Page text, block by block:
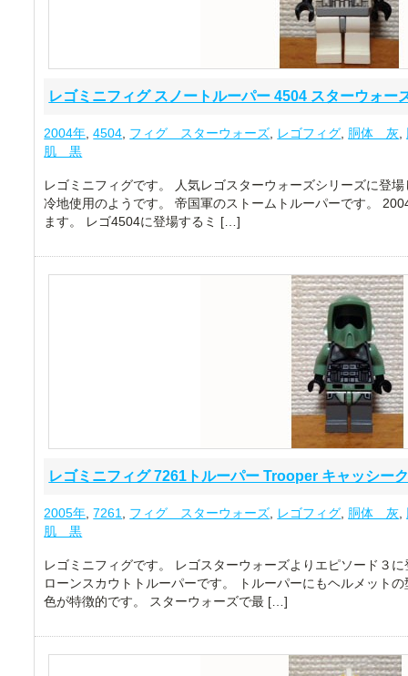
レゴミニフィグ スノートルーパー 4504 スターウォー
2004年 ,4504 フィグ スターウォーズ レゴフィグ 胴体 灰
肌 黒
レゴミニフィグです。 人気レゴスターウォーズシリーズに登
冷地使用のようです。 帝国軍のストームトルーパーです。
ます。 レゴ4504に登場するミ […]
レゴミニフィグ 7261トルーパー Trooper キャッシー
2005年 ,7261 フィグ スターウォーズ レゴフィグ 胴体 灰
肌 黒
レゴミニフィグです。 レゴスターウォーズよりエピソード３
ローンスカウトトルーパーです。 トルーパーにもヘルメット
色が特徴的です。 スターウォーズで最 […]